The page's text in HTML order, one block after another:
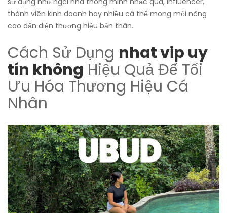
thành viên kinh doanh hay nhiều cá thể mong mỏi nâng
cao dấn diện thương hiệu bản thân.
Cách Sử Dụng nhat vip uy
tín không Hiệu Quả Để Tối
Ưu Hóa Thương Hiệu Cá
Nhân